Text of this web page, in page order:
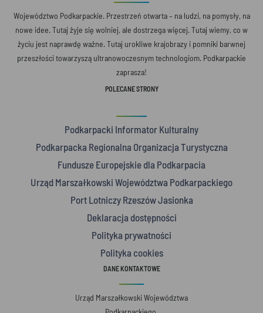
Województwo Podkarpackie. Przestrzeń otwarta – na ludzi, na pomysły, na
nowe idee. Tutaj żyje się wolniej, ale dostrzega więcej. Tutaj wiemy, co w
życiu jest naprawdę ważne. Tutaj urokliwe krajobrazy i pomniki barwnej
przeszłości towarzyszą ultranowoczesnym technologiom. Podkarpackie
zaprasza!
POLECANE STRONY
Podkarpacki Informator Kulturalny
Podkarpacka Regionalna Organizacja Turystyczna
Fundusze Europejskie dla Podkarpacia
Urząd Marszałkowski Województwa Podkarpackiego
Port Lotniczy Rzeszów Jasionka
Deklaracja dostępności
Polityka prywatności
Polityka cookies
DANE KONTAKTOWE
Urząd Marszałkowski Województwa